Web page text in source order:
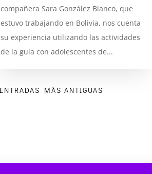
compañera Sara González Blanco, que
estuvo trabajando en Bolivia, nos cuenta
su experiencia utilizando las actividades
de la guía con adolescentes de...
MÁS ANTIGUAS